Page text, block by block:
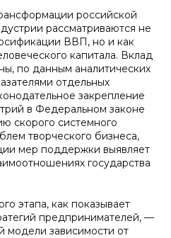
российской
рассматриваются не
ВВП, но и как
капитала. Вклад
по данным аналитических
отдельных
закрепление
в Федеральном законе
скорого системного
творческого бизнеса,
мер поддержки выявляет
государства
этапа, как показывает
предпринимателей, —
модели зависимости от